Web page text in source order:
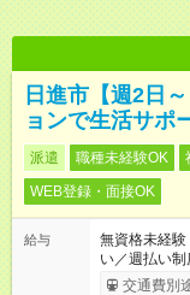
日進市【週2日
ョンで生活サポ
派遣 職種未経験OK
WEB登録・面接OK
給与
無資格未経
い／週払い
完了次第の
交通費別